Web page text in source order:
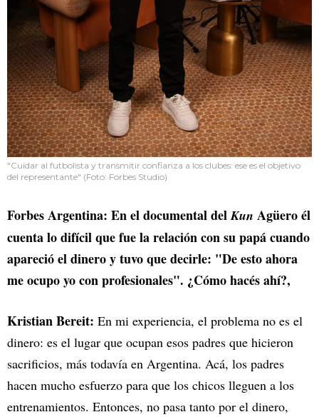
"Cuidar al futbolista y transmitir confianza a los clubes: ese es el objetivo
del representante" (Foto: Forbes Studio)
Forbes Argentina: En el documental delKun Agüero él
cuenta lo difícil que fue la relación con su papá cuando
apareció el dinero y tuvo que decirle: "De esto ahora
me ocupo yo con profesionales". ¿Cómo hacés ahí?,
Kristian Bereit: En mi experiencia, el problema no es el
dinero: es el lugar que ocupan esos padres que hicieron
sacrificios, más todavía en Argentina. Acá, los padres
hacen mucho esfuerzo para que los chicos lleguen a los
entrenamientos. Entonces, no pasa tanto por el dinero,